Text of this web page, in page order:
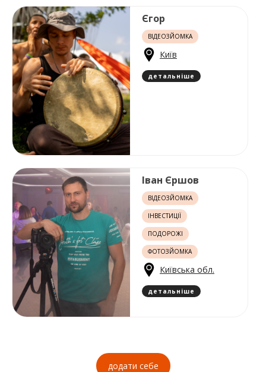
Єгор
ВІДЕОЗЙОМКА
Київ
детальніше
Іван Єршов
ВІДЕОЗЙОМКА
ІНВЕСТИЦІЇ
ПОДОРОЖІ
ФОТОЗЙОМКА
Київська обл.
детальніше
додати себе